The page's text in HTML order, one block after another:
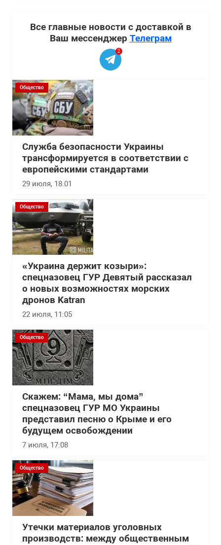
Все главные новости с доставкой в
Ваш мессенджер Телеграм
2
Общество
Служба безопасности Украины
трансформируется в соответствии с
европейскими стандартами
29 июля, 18:01
Общество
«Украина держит козыри»:
спецназовец ГУР Девятый рассказал
о новых возможностях морских
дронов Katran
22 июля, 11:05
Общество
Скажем: “Мама, мы дома”
спецназовец ГУР МО Украины
представил песню о Крыме и его
будущем освобождении
7 июля, 17:08
Общество
Утечки материалов уголовных
производств: между общественным